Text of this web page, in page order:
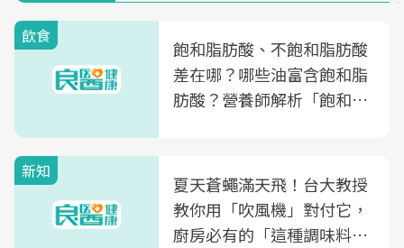
飲食
飽和脂肪酸、不飽和脂肪酸
差在哪？哪些油富含飽和脂
肪酸？營養師解析「飽和脂
新知
夏天蒼蠅滿天飛！台大教授
教你用「吹風機」對付它，
廚房必有的「這種調味料」